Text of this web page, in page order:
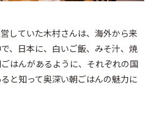
していた木村さんは、海外から来
、日本に、白いご飯、みそ汁、焼
はんがあるように、それぞれの国
と知って奥深い朝ごはんの魅力に